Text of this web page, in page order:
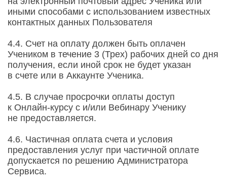
иными способами с использованием известных
контактных данных Пользователя
4.4. Счет на оплату должен быть оплачен
Учеником в течение 3 (Трех) рабочих дней со дня
получения, если иной срок не будет указан
в счете или в Аккаунте Ученика.
4.5. В случае просрочки оплаты доступ
к Онлайн-курсу с и/или Вебинару Ученику
не предоставляется.
4.6. Частичная оплата счета и условия
предоставления услуг при частичной оплате
допускается по решению Администратора
Сервиса.